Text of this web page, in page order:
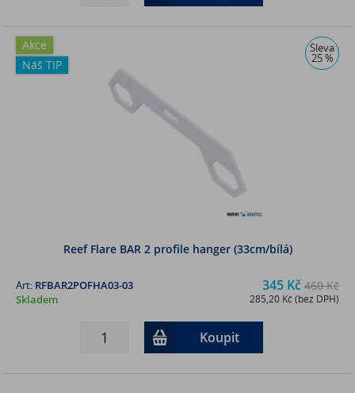
Akce
Náš TIP
Sleva
25 %
Reef Flare BAR 2 profile hanger (33cm/bílá)
345 Kč 460 Kč
285,20 Kč (bez DPH)
Art: RFBAR2POFHA03-03
Skladem
Koupit